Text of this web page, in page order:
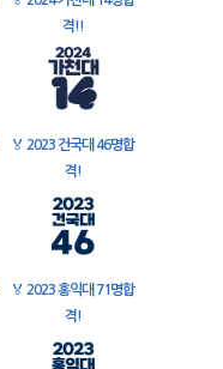
격!!
🏅 2023 건국대 46명합
격!
🏅 2023 홍익대 71명합
격!